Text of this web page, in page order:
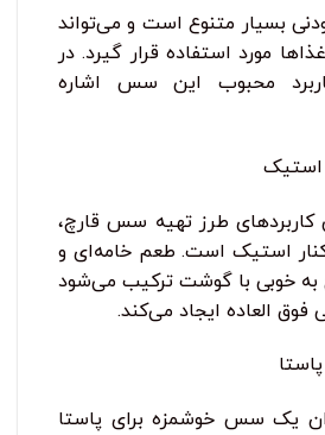
بسیار متنوع است و می‌تواند
مورد استفاده قرار گیرد. در
محبوب این سس اشاره
استیک
کاربردهای طرز تهیه سس قارچ،
کنار استیک است. طعم خامه‌ای و
خوبی با گوشت ترکیب می‌شود
‌العاده ایجاد می‌کند.
یک سس خوشمزه برای پاستا